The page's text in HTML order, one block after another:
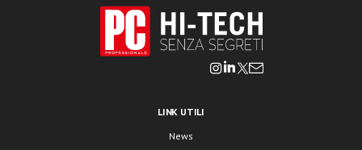
LINK UTILI
News